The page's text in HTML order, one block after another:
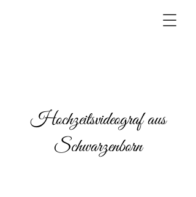
Hochzeitsvideograf aus
Schwarzenborn